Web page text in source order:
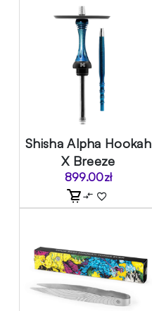
Shisha Alpha Hookah
X Breeze
899.00zł